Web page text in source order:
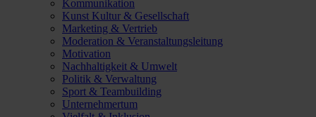
Kommunikation
Kunst Kultur & Gesellschaft
Marketing & Vertrieb
Moderation & Veranstaltungsleitung
Motivation
Nachhaltigkeit & Umwelt
Politik & Verwaltung
Sport & Teambuilding
Unternehmertum